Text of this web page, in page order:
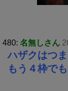
480: 名無しさん
ハザクはつ
もう４枠で